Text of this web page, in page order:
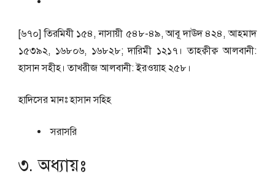
[৬৭০] তিরমিযী ১৫৪, নাসায়ী ৫৪৮-৪৯, আবূ দাঊদ ৪২৪, আহমাদ
১৫৩৯২, ১৬৮০৬, ১৬৮২৮; দারিমী ১২১৭। তাহক্বীক্ব আলবানী:
হাসান সহীহ। তাখরীজ আলবানী: ইরওয়াহ ২৫৮।
হাদিসের মানঃহাসান সহিহ
সরাসরি
৩. অধ্যায়ঃ